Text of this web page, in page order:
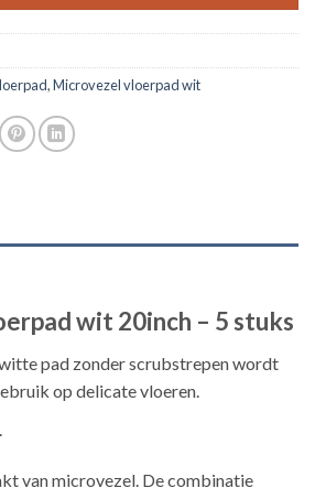
,Microvezel vloerpad wit
wit 20inch – 5 stuks
pad zonder scrubstrepen wordt
op delicate vloeren.
van microvezel. De combinatie